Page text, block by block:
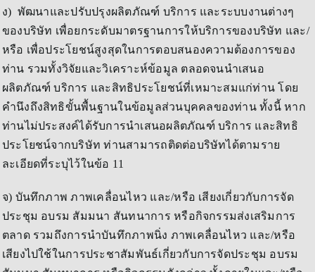
ง) พัฒนาและปรับปรุงผลิตภัณฑ์ บริการ และระบบงานต่างๆ
ของบริษัท เพื่อยกระดับมาตรฐานการให้บริการของบริษัท และ/
หรือ เพื่อประโยชน์สูงสุดในการตอบสนองความต้องการของ
ท่าน รวมทั้งวิจัยและวิเคราะห์ข้อมูล ตลอดจนนำเสนอ
ผลิตภัณฑ์ บริการ และสิทธิประโยชน์ที่เหมาะสมแก่ท่าน โดย
คำนึงถึงสิทธิขั้นพื้นฐานในข้อมูลส่วนบุคคลของท่าน ทั้งนี้ หาก
ท่านไม่ประสงค์ได้รับการนำเสนอผลิตภัณฑ์ บริการ และสิทธิ
ประโยชน์จากบริษัท ท่านสามารถติดต่อบริษัทได้ตามราย
ละเอียดที่ระบุไว้ในข้อ 11
จ) บันทึกภาพ ภาพเคลื่อนไหว และ/หรือ เสียงเกี่ยวกับการจัด
ประชุม อบรม สัมมนา สันทนาการ หรือกิจกรรมส่งเสริมการ
ตลาด รวมถึงการนำบันทึกภาพนิ่ง ภาพเคลื่อนไหว และ/หรือ
เสียงไปใช้ในการประชาสัมพันธ์เกี่ยวกับการจัดประชุม อบรม